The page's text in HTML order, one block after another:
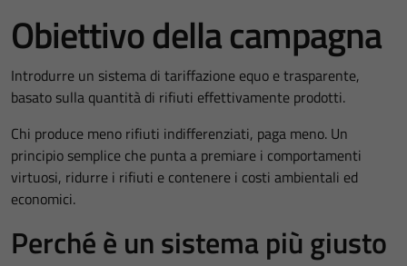
Obiettivo della campagna
Introdurre un sistema di tariffazione equo e trasparente,
basato sulla quantità di rifiuti effettivamente prodotti.
Chi produce meno rifiuti indifferenziati, paga meno. Un
principio semplice che punta a premiare i comportamenti
virtuosi, ridurre i rifiuti e contenere i costi ambientali ed
economici.
Perché è un sistema più giusto